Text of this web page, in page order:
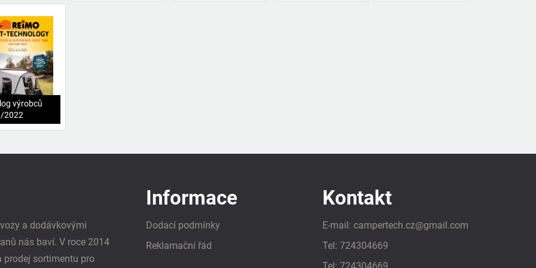
výrobců
2022
a dodávkovými
nás baví. V roce 2014
prodej sortimentu pro
Informace
Dodací podmínky
Reklamační řád
Kontakt
E-mail: campertech.cz@gmail.com
Tel: 724304669